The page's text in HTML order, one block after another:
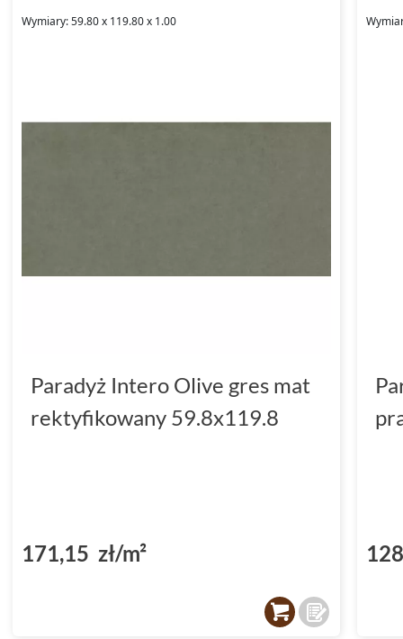
Wymiary: 59.80 x 119.80 x 1.00
Paradyż Intero Olive gres mat
rektyfikowany 59.8x119.8
171,15 zł/m²